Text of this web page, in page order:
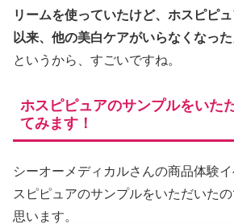
リームを使っていたけど、ホスピピ
以来、他の美白ケアがいらなくなった
というから、すごいですね。
ホスピピュアのサンプルをいた
てみます！
シーオーメディカルさんの商品体験
スピピュアのサンプルをいただいた
思います。